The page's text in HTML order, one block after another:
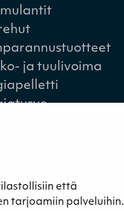
että
tarjoamiin palveluihin.
ja tuulivoima